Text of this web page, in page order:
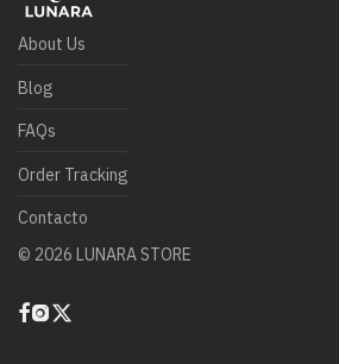
About Us
Blog
FAQs
Order Tracking
Contacto
© 2026 LUNARA STORE